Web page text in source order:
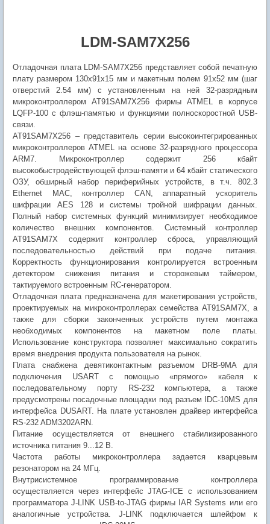
LDM-SAM7X256
Отладочная плата LDM-SAM7X256 представляет собой печатную
плату размером 130х91х15 мм и макетным полем 91х52 мм (шаг
отверстий 2.54 мм) с установленным на ней 32-разрядным
микроконтроллером AT91SAM7X256 фирмы ATMEL в корпусе
LQFP-100 с флэш-памятью и функциями полноскоростной USB-
связи.
AT91SAM7X256 – представитель серии высокоинтегрированных
микроконтроллеров ATMEL на основе 32-разрядного процессора
ARM7. Микроконтроллер содержит 256 кбайт
высокобыстродействующей флэш-памяти и 64 кбайт статического
ОЗУ, обширный набор периферийных устройств, в т.ч. 802.3
Ethernet MAC, контроллер CAN, аппаратный ускоритель
шифрации AES 128 и системы тройной шифрации данных.
Полный набор системных функций минимизирует необходимое
количество внешних компонентов. Системный контроллер
AT91SAM7X содержит контроллер сброса, управляющий
последовательностью действий при подаче питания.
Корректность функционирования контролируется встроенным
детектором снижения питания и сторожевым таймером,
тактируемого встроенным RC-генератором.
Отладочная плата предназначена для макетирования устройств,
проектируемых на микроконтроллерах семейства AT91SAM7X, а
также для сборки законченных устройств путем монтажа
необходимых компонентов на макетном поле платы.
Использование конструктора позволяет максимально сократить
время внедрения продукта пользователя на рынок.
Плата снабжена девятиконтактным разъемом DRB-9MA для
подключения USART с помощью «прямого» кабеля к
последовательному порту RS-232 компьютера, а также
предусмотрены посадочные площадки под разъем IDC-10MS для
интерфейса DUSART. На плате установлен драйвер интерфейса
RS-232 ADM3202ARN.
Питание осуществляется от внешнего стабилизированного
источника питания 9...12 В.
Частота работы микроконтроллера задается кварцевым
резонатором на 24 МГц.
Внутрисистемное программирование контроллера
осуществляется через интерфейс JTAG-ICE с использованием
программатора J-LINK USB-to-JTAG фирмы IAR Systems или его
аналогичные устройства. J-LINK подключается шлейфом к